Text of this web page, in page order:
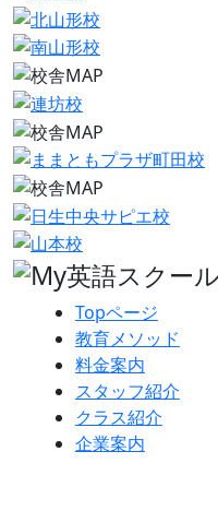
Topページ
教育メソッド
料金案内
スタッフ紹介
クラス紹介
企業案内